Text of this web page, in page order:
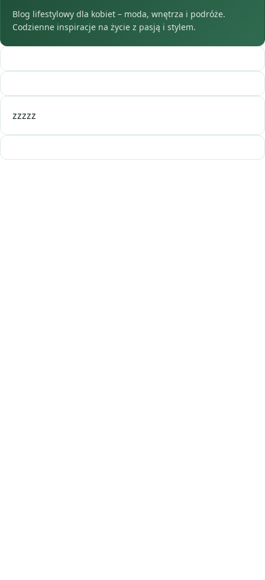
Blog lifestylowy dla kobiet – moda, wnętrza i podróże.
Codzienne inspiracje na życie z pasją i stylem.
zzzzz